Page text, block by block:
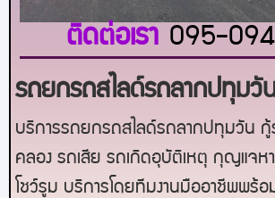
ติดต่อเรา 095-
รถยกรถสไลด์รถลากปทุมวั
บริการรถยกรถสไลด์รถลากปทุมวัน
คลอง รถเสีย รถเกิดอุบัติเหตุ กุญแจห
โชว์รูม บริการโดยทีมงานมืออาชีพพร้อ